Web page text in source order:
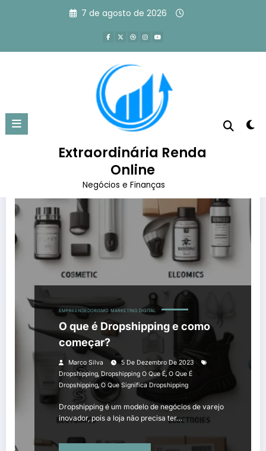
7 de agosto de 2026
Extraordinária Renda
Online
Negócios e Finanças
Tag: Dropshipping
EMPREENDEDORISMO MARKETING DIGITAL
O que é Dropshipping e como
começar?
Marco Silva
5 De Dezembro De 2023
Dropshipping, Dropshipping O Que É, O Que É
Dropshipping, O Que Significa Dropshipping
Dropshipping é um modelo de negócios de varejo
inovador, pois a loja não precisa ter…